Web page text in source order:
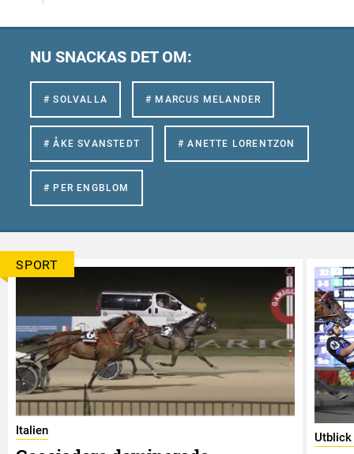
NU SNACKAS DET OM:
# SOLVALLA # MARCUS MELANDER
# ÅKE SVANSTEDT # ANETTE LORENTZON
# PER ENGBLOM
SPORT
Italien Utblick